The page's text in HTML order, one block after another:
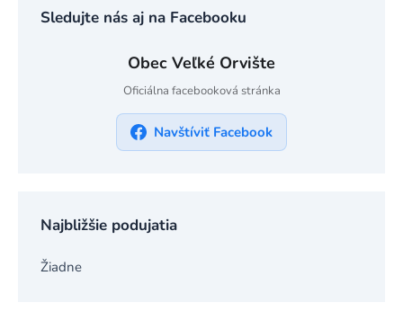
Sledujte nás aj na Facebooku
Obec Veľké Orvište
Oficiálna facebooková stránka
Navštíviť Facebook
Najbližšie podujatia
Žiadne